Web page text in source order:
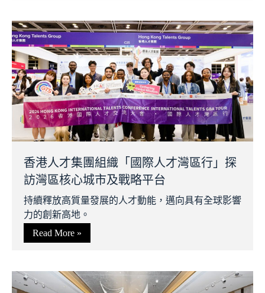
香港人才集團組織「國際人才灣區行」探
訪灣區核心城市及戰略平台
持續釋放高質量發展的人才動能，邁向具有全球影響
力的創新高地。
Read More »